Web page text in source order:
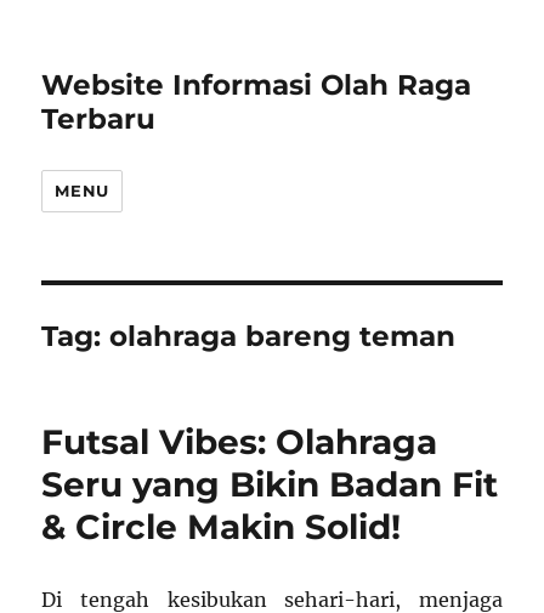
Website Informasi Olah Raga
Terbaru
MENU
Tag:olahraga bareng teman
Futsal Vibes: Olahraga
Seru yang Bikin Badan Fit
& Circle Makin Solid!
Di tengah kesibukan sehari-hari, menjaga